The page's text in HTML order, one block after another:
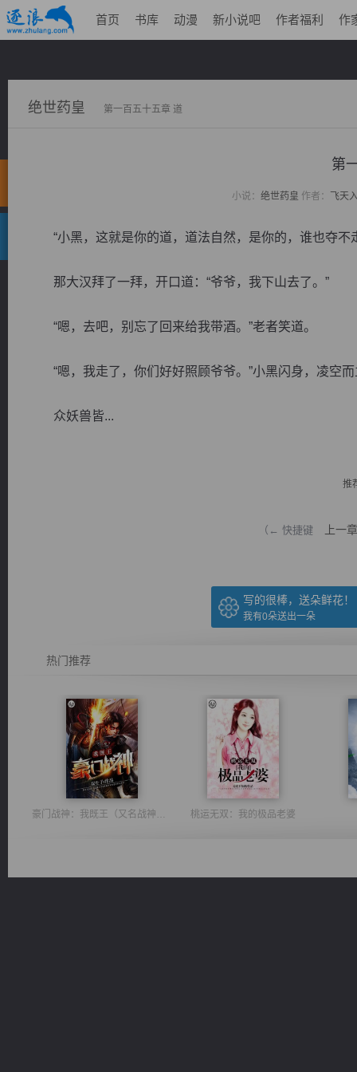
首页 书库 动漫 新小说吧 作者福利 作
绝世药皇 第一百五十五章 道
第
小说： 绝世药皇 作者： 飞天
“小黑，这就是你的道，道法自然，是你的，谁也夺不
那大汉拜了一拜，开口道：“爷爷，我下山去了。”
“嗯，去吧，别忘了回来给我带酒。”老者笑道。
“嗯，我走了，你们好好照顾爷爷。”小黑闪身，凌空而
众妖兽皆...
推
（← 快捷键 上一章
写的很棒，送朵鲜花！
我有0朵送出一朵
热门推荐
豪门战神：我既王（又名战神归来不败神婿修罗战神） 桃运无双：我的极品老婆